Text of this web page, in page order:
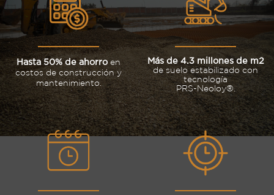
Hasta 50% de ahorroen
costos de construccióny
mantenimiento.
Más de 4.3 millones de m2
de suelo estabilizadocon
tecnología
PRS-Neoloy®.